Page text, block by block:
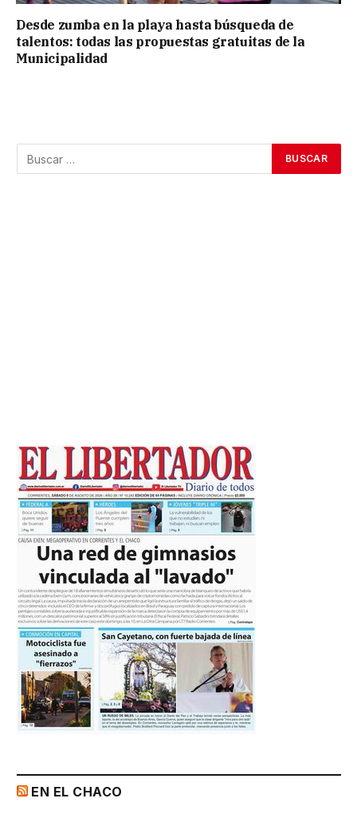
Desde zumba en la playa hasta búsqueda de
talentos: todas las propuestas gratuitas de la
Municipalidad
EN EL CHACO